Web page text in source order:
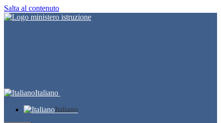
Salta al contenuto
Italiano
Italiano